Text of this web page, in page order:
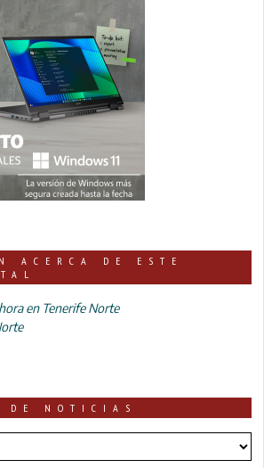
ACERCA DE ESTE
en Tenerife Norte
DE NOTICIAS